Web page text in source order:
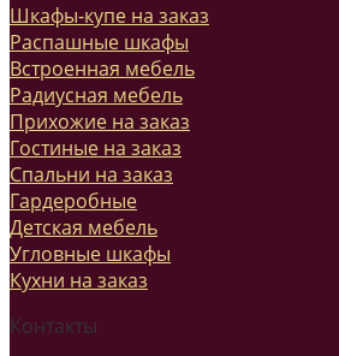
Шкафы-купе на заказ
Распашные шкафы
Встроенная мебель
Радиусная мебель
Прихожие на заказ
Гостиные на заказ
Спальни на заказ
Гардеробные
Детская мебель
Угловные шкафы
Кухни на заказ
Контакты